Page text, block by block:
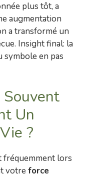
plus tôt, a
augmentation
a transformé un
Insight final: la
symbole en pas
Souvent
Un
?
fréquemment lors
votre force